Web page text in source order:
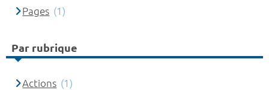
Pages (1)
Par rubrique
Actions (1)